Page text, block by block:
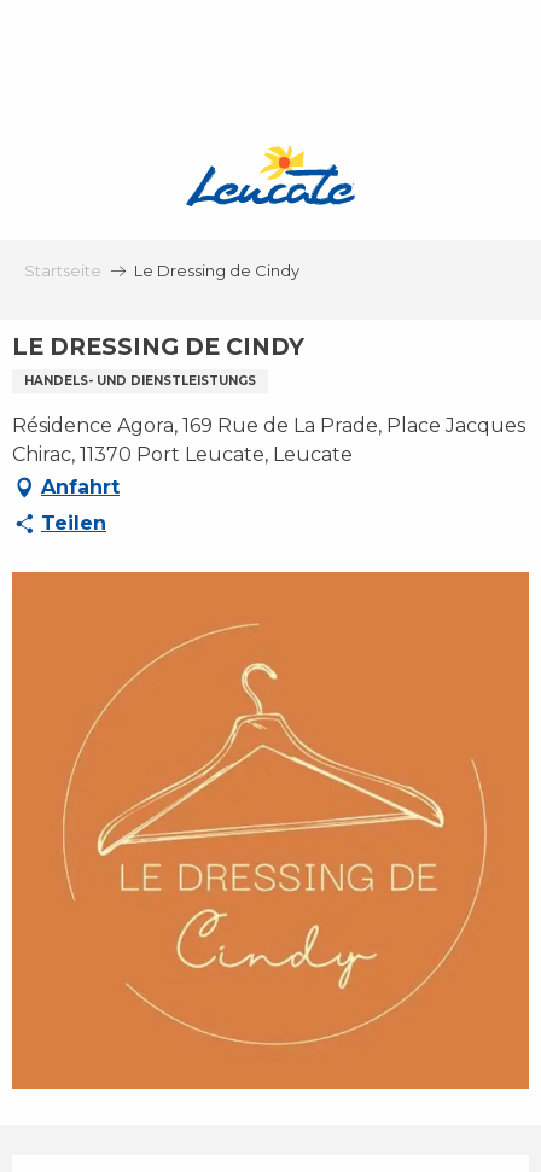
Startseite Le Dressing de Cindy
LE DRESSING DE CINDY
HANDELS- UND DIENSTLEISTUNGS
Résidence Agora, 169 Rue de La Prade, Place Jacques
Chirac, 11370 Port Leucate, Leucate
Anfahrt
Teilen